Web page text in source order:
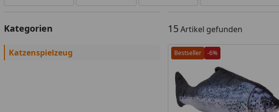
Kategorien
Katzenspielzeug
15Artikel gefunden
Bestseller -6%